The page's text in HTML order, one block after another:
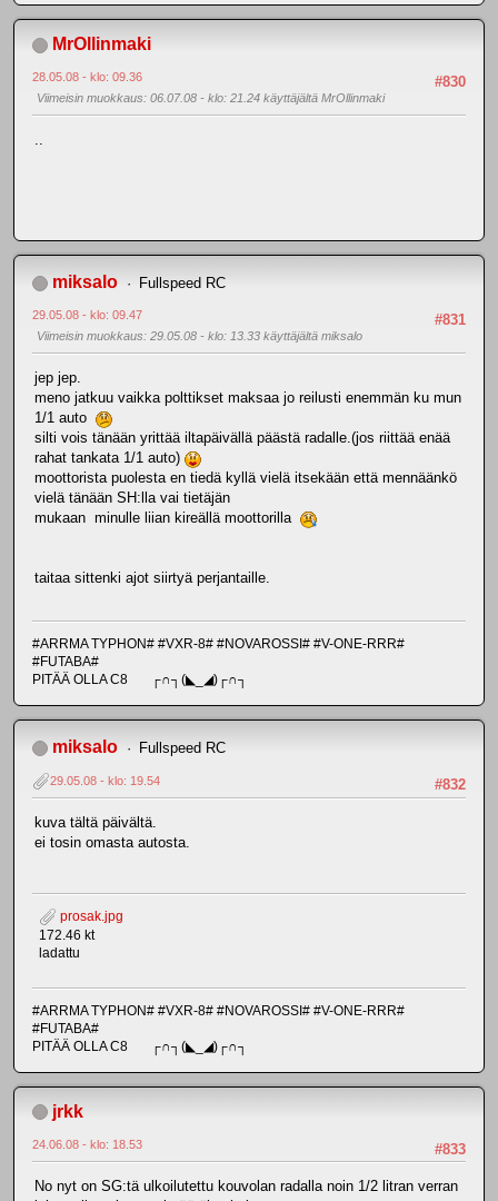
MrOllinmaki
#830
28.05.08 - klo: 09.36
Viimeisin muokkaus: 06.07.08 - klo: 21.24 käyttäjältä MrOllinmaki
..
miksalo Fullspeed RC
#831
29.05.08 - klo: 09.47
Viimeisin muokkaus: 29.05.08 - klo: 13.33 käyttäjältä miksalo
jep jep.
meno jatkuu vaikka polttikset maksaa jo reilusti enemmän ku mun
1/1 auto
silti vois tänään yrittää iltapäivällä päästä radalle.(jos riittää enää
rahat tankata 1/1 auto)
moottorista puolesta en tiedä kyllä vielä itsekään että mennäänkö
vielä tänään SH:lla vai tietäjän
mukaan minulle liian kireällä moottorilla
taitaa sittenki ajot siirtyä perjantaille.
#ARRMA TYPHON# #VXR-8# #NOVAROSSI# #V-ONE-RRR#
#FUTABA#
PITÄÄ OLLA C8 ┌∩┐(◣_◢)┌∩┐
miksalo Fullspeed RC
#832
29.05.08 - klo: 19.54
kuva tältä päivältä.
ei tosin omasta autosta.
prosak.jpg
172.46 kt
ladattu
#ARRMA TYPHON# #VXR-8# #NOVAROSSI# #V-ONE-RRR#
#FUTABA#
PITÄÄ OLLA C8 ┌∩┐(◣_◢)┌∩┐
jrkk
#833
24.06.08 - klo: 18.53
No nyt on SG:tä ulkoilutettu kouvolan radalla noin 1/2 litran verran